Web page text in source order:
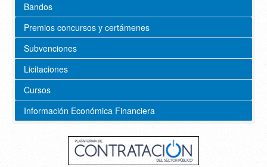
Bandos
Premios concursos y certámenes
Subvenciones
Licitaciones
Cursos
Información Económica Financiera